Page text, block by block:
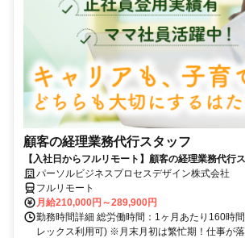
顧客の経理業務代行スタッフ
【入社日からフルリモート】顧客の経理業務代行
パーソルビジネスプロセスデザイン株式会社
フルリモート
月給210,000円～289,900円
勤務時間詳細 総労働時間：1ヶ月あたり160時
レックス利用可) ※月末月初は繁忙期！仕事が